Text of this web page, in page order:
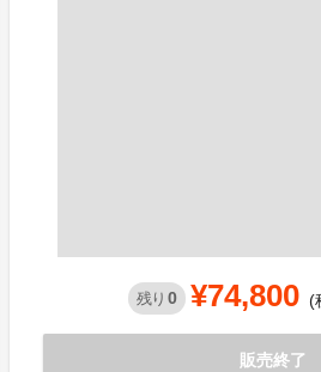
残り 0 ¥74,800 (
販売終了